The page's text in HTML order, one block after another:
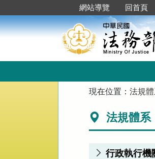
到
主
要
網站導覽 回首頁
現在位置：法規
法規體系
行政執行機